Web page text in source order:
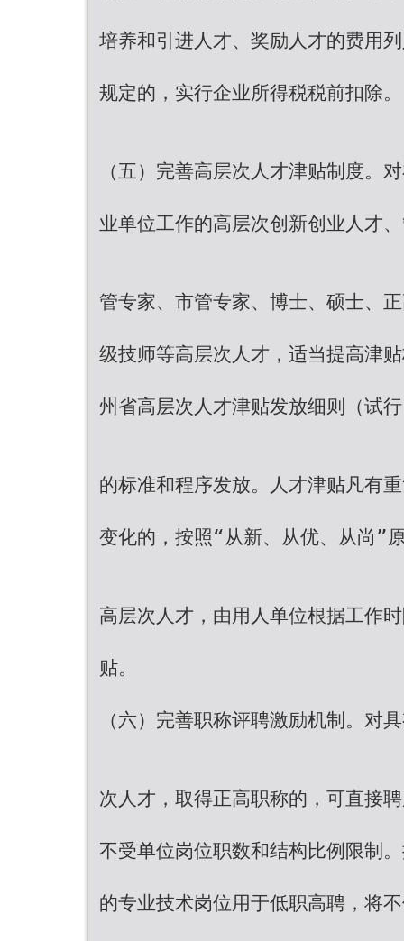
培养和引进人才、奖励人才的费用
规定的，实行企业所得税税前扣除。
（五）完善高层次人才津贴制度。
业单位工作的高层次创新创业人才
管专家、市管专家、博士、硕士、
级技师等高层次人才，适当提高津
州省高层次人才津贴发放细则（试
的标准和程序发放。人才津贴凡有
变化的，按照“从新、从优、从尚”
高层次人才，由用人单位根据工作
贴。
（六）完善职称评聘激励机制。对
次人才，取得正高职称的，可直接
不受单位岗位职数和结构比例限制
的专业技术岗位用于低职高聘，将